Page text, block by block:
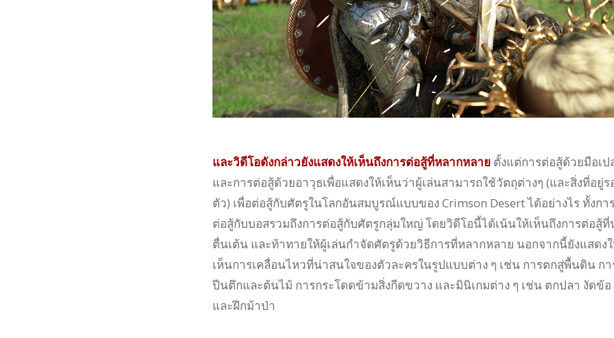
และวิดีโอดังกล่าวยังแสดงให้เห็นถึงการต่อสู้ที่หลากหลายตั้งแต่การต่อสู้ด้วยมือเป
และการต่อสู้ด้วยอาวุธเพื่อแสดงให้เห็นว่าผู้เล่นสามารถใช้วัตถุต่างๆ (และสิ่งที่อยู่ร
ตัว) เพื่อต่อสู้กับศัตรูในโลกอันสมบูรณ์แบบของ Crimson Desert ได้อย่างไร ทั้งกา
ต่อสู้กับบอสรวมถึงการต่อสู้กับศัตรูกลุ่มใหญ่ โดยวิดีโอนี้ได้เน้นให้เห็นถึงการต่อสู้ที่
ตื่นเต้น และท้าทายให้ผู้เล่นกำจัดศัตรูด้วยวิธีการที่หลากหลาย นอกจากนี้ยังแสดง
เห็นการเคลื่อนไหวที่น่าสนใจของตัวละครในรูปแบบต่าง ๆ เช่น การตกสู่พื้นดิน กา
ปีนตึกและต้นไม้ การกระโดดข้ามสิ่งกีดขวาง และมินิเกมต่าง ๆ เช่น ตกปลา งัดข้อ
และฝึกม้าป่า